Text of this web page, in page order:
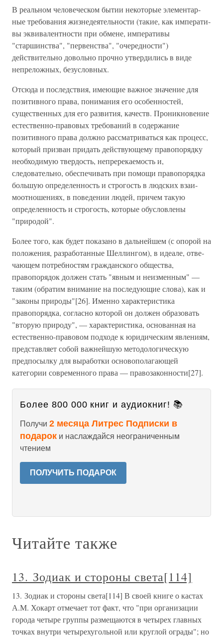
В реальном человеческом бытии некоторые элементар­
ные требования жизнедеятельности (такие, как императи­
вы эквивалентности при обмене, императивы
"старшинства", "первенства", "очередности")
действительно довольно прочно утвердились в виде
непреложных, безусловных.
Отсюда и последствия, имеющие важное значение для
позитивного права, понимания его особенностей,
существен­ных для его развития, качеств. Проникновение
естественно-правовых требований в содержание
позитивного права должно рассматриваться как процесс,
который призван придать дей­ствующему правопорядку
необходимую твердость, непрере­каемость и,
следовательно, обеспечивать при помощи право­порядка
большую определенность и строгость в людских взаи­
моотношениях, в поведении людей, причем такую
определен­ность и строгость, которые обусловлены
"природой".
Более того, как будет показано в дальнейшем (с опорой на
положения, разработанные Шеллингом), в идеале, отве­
чающем потребностям гражданского общества,
правопоря­док должен стать "явным и неизменным" —
таким (обратим внимание на последующие слова), как и
"законы природы"[26]. Именно характеристика
правопорядка, согласно которой он должен образовать
"вторую природу", — характеристика, основанная на
естественно-правовом подходе к юридическим явлениям,
представляет собой важнейшую методологическую
предпосылку для выработки основополагающей
категории современного права — правозаконности[27].
Более 800 000 книг и аудиокниг! 📚
Получи 2 месяца Литрес Подписки в
подарок и наслаждайся неограниченным
чтением
ПОЛУЧИТЬ ПОДАРОК
Читайте также
13. Зодиак и стороны света[114]
13. Зодиак и стороны света[114] В своей книге о кастах
А.М. Хокарт отмечает тот факт, что "при организации
города четыре группы размещаются в четырех главных
точках внутри четырехугольной или круглой ограды"; но